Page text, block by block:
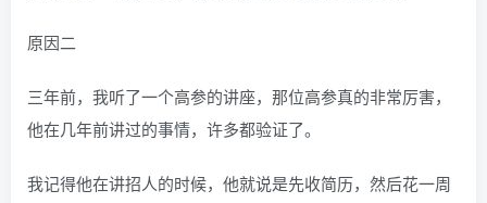
原因二
三年前，我听了一个高参的讲座，那位高参真的非常厉害，
他在几年前讲过的事情，许多都验证了。
我记得他在讲招人的时候，他就说是先收简历，然后花一周